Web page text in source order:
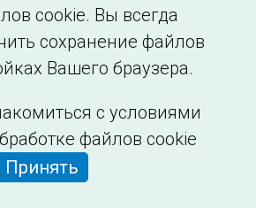
cookie. Вы всегда
сохранение файлов
Вашего браузера.
с условиями
файлов cookie
Принять